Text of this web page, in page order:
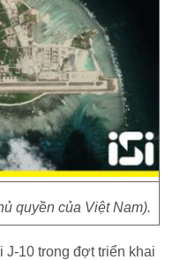
quyền của Việt Nam).
10 trong đợt triển khai